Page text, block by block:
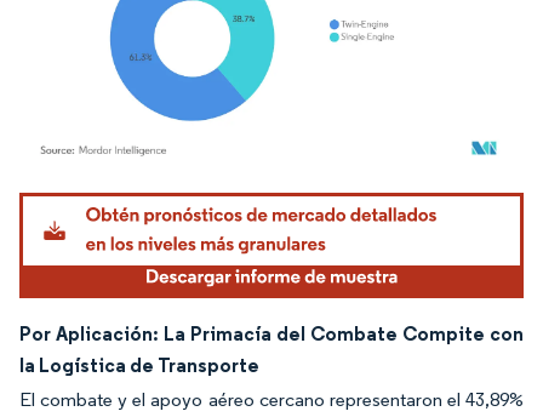
Imagen © Mordor Intelligence. El uso requiere atribución según CC BY 4.0.
Por Aplicación: La Primacía del Combate Compite con
la Logística de Transporte
El combate y el apoyo aéreo cercano representaron el 43,89%